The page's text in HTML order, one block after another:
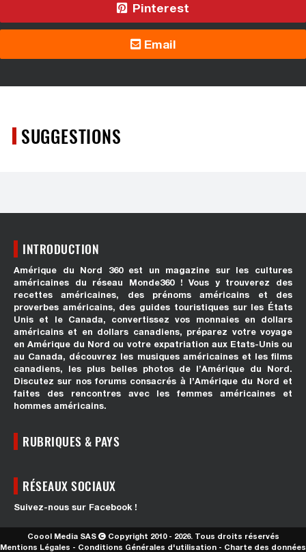
Pinterest
Email
SUGGESTIONS
INTRODUCTION
Amérique du Nord 360 est un magazine sur les cultures
américaines du réseau Monde360 ! Vous y trouverez des
recettes américaines, des prénoms américains et des
proverbes américains, des guides touristiques sur les États
Unis et le Canada, convertissez vos monnaies en dollars
américains et en dollars canadiens, préparez votre voyage
en Amérique du Nord ou votre expatriation aux Etats-Unis ou
au Canada, découvrez les musiques américaines et les films
canadiens, les plus belles photos de l’Amérique du Nord.
Discutez sur nos forums consacrés à l’Amérique du Nord et
faites des rencontres avec les femmes américaines et
hommes américains.
RUBRIQUES & PAYS
RÉSEAUX SOCIAUX
Suivez-nous sur Facebook !
Coool Media SAS
Copyright 2010 - 2026. Tous droits réservés
Mentions Légales - Conditions Générales d'utilisation - Charte des données